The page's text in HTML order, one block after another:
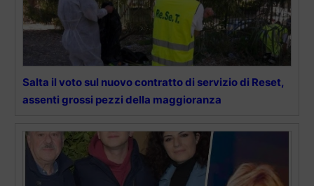
Salta il voto sul nuovo contratto di servizio di Reset,
assenti grossi pezzi della maggioranza